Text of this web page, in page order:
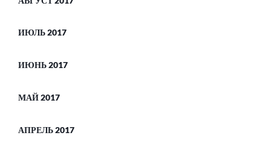
ИЮЛЬ 2017
ИЮНЬ 2017
МАЙ 2017
АПРЕЛЬ 2017